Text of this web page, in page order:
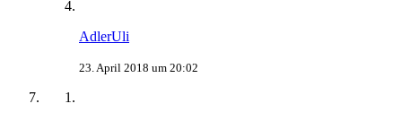
AdlerUli
23. April 2018 um 20:02